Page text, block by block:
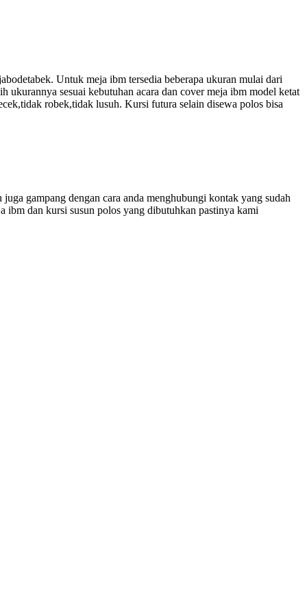
Untuk meja ibm tersedia beberapa ukuran mulai dari
sesuai kebutuhan acara dan cover meja ibm model ketat
robek,tidak lusuh. Kursi futura selain disewa polos bisa
gampang dengan cara anda menghubungi kontak yang sudah
dan kursi susun polos yang dibutuhkan pastinya kami